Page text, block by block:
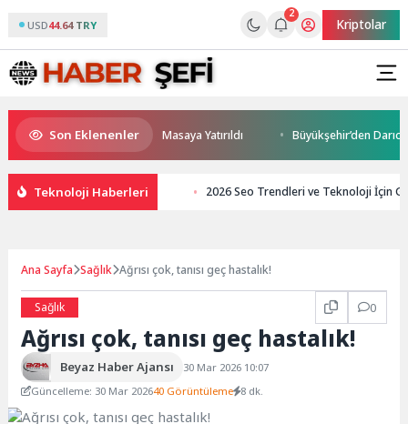
USD44.64 TRY
2
Kriptolar
Son Eklenenler
ve Yatırım Potansiyeli Masaya Yatırıldı Büyükşehir’den Darıca’ya
Teknoloji Haberleri 2026 Seo Trendleri ve Teknoloji İçin
Ana Sayfa Sağlık Ağrısı çok, tanısı geç hastalık!
Sağlık 0
Ağrısı çok, tanısı geç hastalık!
Beyaz Haber Ajansı
30 Mar 2026 10:07
Güncelleme: 30 Mar 202640 Görüntüleme 8 dk.